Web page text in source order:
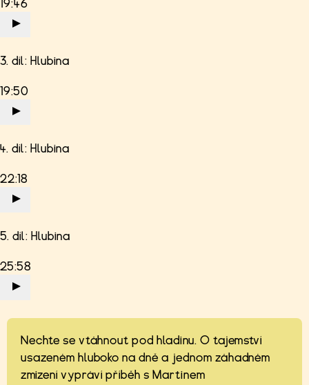
19:46
3. díl: Hlubina
19:50
4. díl: Hlubina
22:18
5. díl: Hlubina
25:58
Nechte se vtáhnout pod hladinu. O tajemství
usazeném hluboko na dně a jednom záhadném
zmizení vypráví příběh s Martinem